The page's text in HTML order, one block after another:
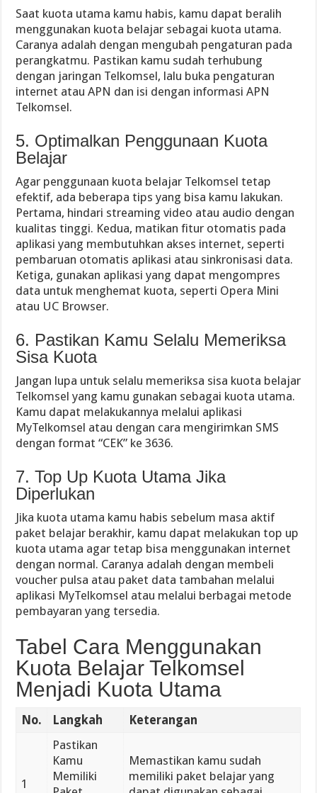
Saat kuota utama kamu habis, kamu dapat beralih
menggunakan kuota belajar sebagai kuota utama.
Caranya adalah dengan mengubah pengaturan pada
perangkatmu. Pastikan kamu sudah terhubung
dengan jaringan Telkomsel, lalu buka pengaturan
internet atau APN dan isi dengan informasi APN
Telkomsel.
5. Optimalkan Penggunaan Kuota
Belajar
Agar penggunaan kuota belajar Telkomsel tetap
efektif, ada beberapa tips yang bisa kamu lakukan.
Pertama, hindari streaming video atau audio dengan
kualitas tinggi. Kedua, matikan fitur otomatis pada
aplikasi yang membutuhkan akses internet, seperti
pembaruan otomatis aplikasi atau sinkronisasi data.
Ketiga, gunakan aplikasi yang dapat mengompres
data untuk menghemat kuota, seperti Opera Mini
atau UC Browser.
6. Pastikan Kamu Selalu Memeriksa
Sisa Kuota
Jangan lupa untuk selalu memeriksa sisa kuota belajar
Telkomsel yang kamu gunakan sebagai kuota utama.
Kamu dapat melakukannya melalui aplikasi
MyTelkomsel atau dengan cara mengirimkan SMS
dengan format “CEK” ke 3636.
7. Top Up Kuota Utama Jika
Diperlukan
Jika kuota utama kamu habis sebelum masa aktif
paket belajar berakhir, kamu dapat melakukan top up
kuota utama agar tetap bisa menggunakan internet
dengan normal. Caranya adalah dengan membeli
voucher pulsa atau paket data tambahan melalui
aplikasi MyTelkomsel atau melalui berbagai metode
pembayaran yang tersedia.
Tabel Cara Menggunakan
Kuota Belajar Telkomsel
Menjadi Kuota Utama
No. Langkah Keterangan
1
Pastikan
Kamu
Memiliki
Memastikan kamu sudah
memiliki paket belajar yang